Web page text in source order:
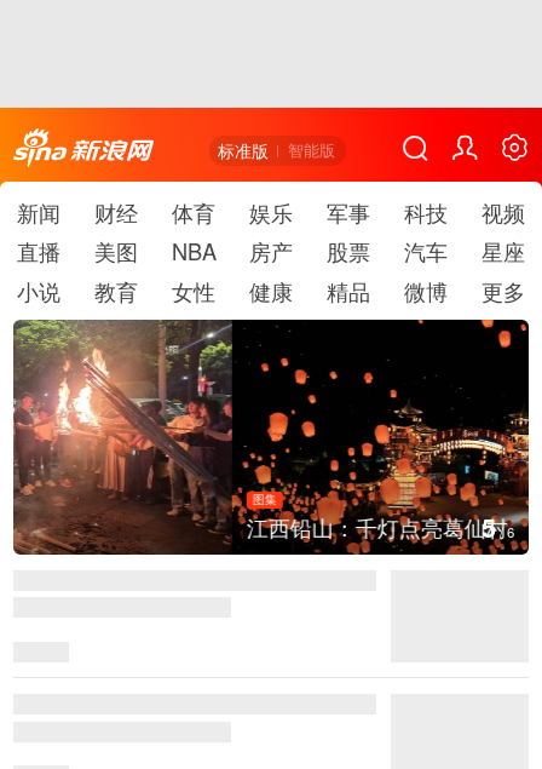
标准版 智能版
新闻 财经 体育 娱乐 军事 科技
视频
直播
美图 NBA 房产 股票 汽车
星座
小说
教育 女性 健康 精品 微博 更多
图集
江西铅山：千灯点亮葛仙村 5/6